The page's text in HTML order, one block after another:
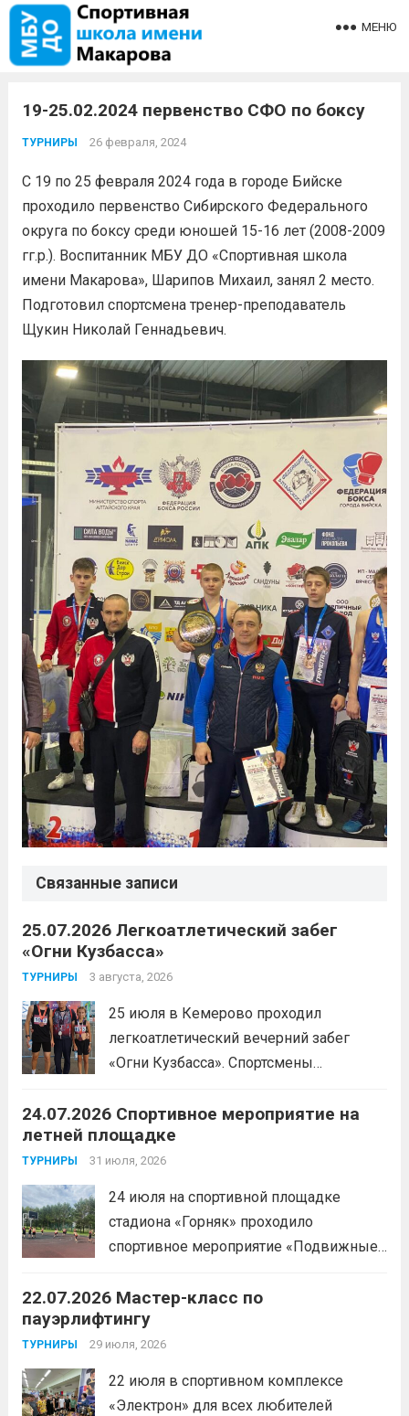
МЕНЮ
19-25.02.2024 первенство СФО по боксу
ТУРНИРЫ 26 февраля, 2024
С 19 по 25 февраля 2024 года в городе Бийске
проходило первенство Сибирского Федерального
округа по боксу среди юношей 15-16 лет (2008-2009
гг.р.). Воспитанник МБУ ДО «Спортивная школа
имени Макарова», Шарипов Михаил, занял 2 место.
Подготовил спортсмена тренер-преподаватель
Щукин Николай Геннадьевич.
Связанные записи
25.07.2026 Легкоатлетический забег
«Огни Кузбасса»
ТУРНИРЫ 3 августа, 2026
25 июля в Кемерово проходил
легкоатлетический вечерний забег
«Огни Кузбасса». Спортсмены
приняли участие в забеге и заняли
следующие призовые места:1 место —
Шабалин Максим, Щербунова Милана,
24.07.2026 Спортивное мероприятие на
летней площадке
ТУРНИРЫ 31 июля, 2026
24 июля на спортивной площадке
стадиона «Горняк» проходило
спортивное мероприятие «Подвижные
«хоккей».Читать дальше
22.07.2026 Мастер-класс по
пауэрлифтингу
ТУРНИРЫ 29 июля, 2026
22 июля в спортивном комплексе
«Электрон» для всех любителей